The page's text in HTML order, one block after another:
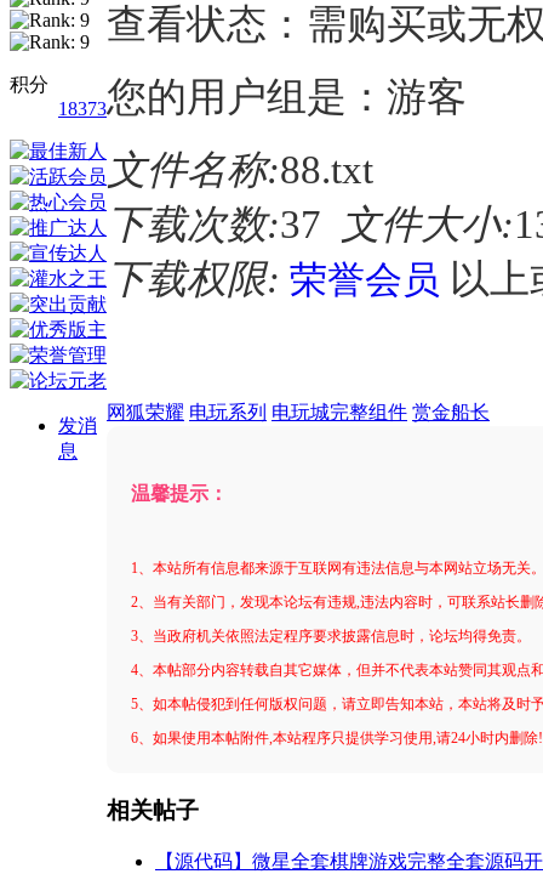
积分
18373
发消
息
查看状态：需购买或无
您的用户组是：游客
文件名称:88.txt
下载次数:37 文件大小:
下载权限: 荣誉会员 以
网狐荣耀 电玩系列 电玩城完整组件 赏金船长
温馨提示：
1、本站所有信息都来源于互联网有违法信息与本网站立场无关
2、当有关部门，发现本论坛有违规,违法内容时，可联系站长删
3、当政府机关依照法定程序要求披露信息时，论坛均得免责。
4、本帖部分内容转载自其它媒体，但并不代表本站赞同其观点
5、如本帖侵犯到任何版权问题，请立即告知本站，本站将及时
6、如果使用本帖附件,本站程序只提供学习使用,请24小时内删
相关帖子
【源代码】微星全套棋牌游戏完整全套源码